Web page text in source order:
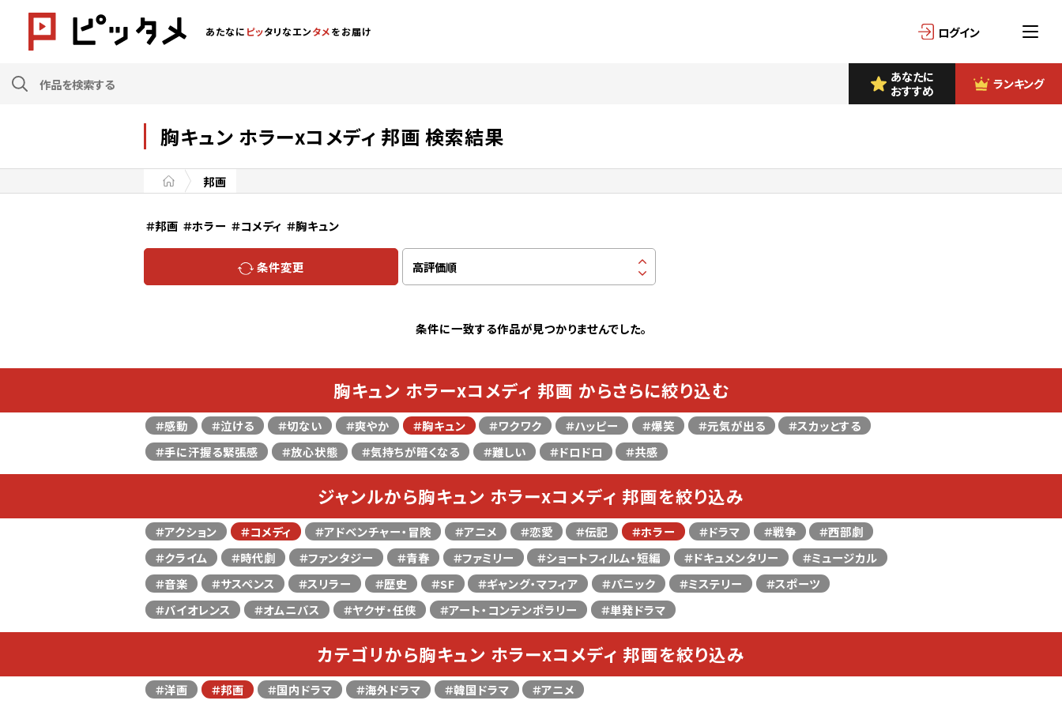
あたなに ピッタリなエンタメをお届け ログイン
あなたに
おすすめ
ランキング
胸キュン ホラーxコメディ 邦画 検索結果
邦画
＃邦画 ＃ホラー ＃コメディ ＃胸キュン
条件変更
条件に一致する作品が見つかりませんでした。
胸キュン ホラーxコメディ 邦画 からさらに絞り込む
＃感動 ＃泣ける ＃切ない ＃爽やか ＃胸キュン ＃ワクワク ＃ハッピー ＃爆笑 ＃元気が出る
＃スカッとする
＃手に汗握る緊張感
＃放心状態 ＃気持ちが暗くなる ＃難しい ＃ドロドロ ＃共感
ジャンルから胸キュン ホラーxコメディ 邦画を絞り込み
＃アクション ＃コメディ ＃アドベンチャー・冒険 ＃アニメ ＃恋愛 ＃伝記 ＃ホラー ＃ドラマ ＃戦争
＃西部劇
＃クライム
＃時代劇 ＃ファンタジー ＃青春 ＃ファミリー ＃ショートフィルム・短編 ＃ドキュメンタリー
＃ミュージカル
＃音楽
＃サスペンス ＃スリラー ＃歴史 ＃SF ＃ギャング・マフィア ＃パニック ＃ミステリー
＃スポーツ
＃バイオレンス
＃オムニバス ＃ヤクザ・任侠 ＃アート・コンテンポラリー ＃単発ドラマ
カテゴリから胸キュン ホラーxコメディ 邦画を絞り込み
＃洋画 ＃邦画 ＃国内ドラマ ＃海外ドラマ ＃韓国ドラマ ＃アニメ